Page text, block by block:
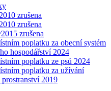
zrušena
zrušena
zrušena
poplatku za obecní systém
hospodářství 2024
poplatku ze psů 2024
poplatku za užívání
prostranství 2019